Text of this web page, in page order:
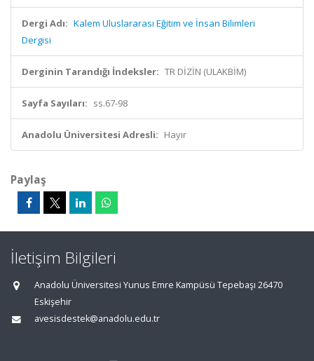
Dergi Adı: Kalem Uluslararası Eğitim ve İnsan Bilimleri
Dergisi
Derginin Tarandığı İndeksler: TR DİZİN (ULAKBİM)
Sayfa Sayıları: ss.67-98
Anadolu Üniversitesi Adresli: Hayır
Paylaş
İletişim Bilgileri
Anadolu Üniversitesi Yunus Emre Kampüsü Tepebaşı 26470
Eskişehir
avesisdestek@anadolu.edu.tr